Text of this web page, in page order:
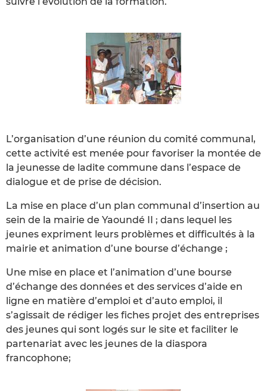
L’organisation d’une réunion du comité communal,
cette activité est menée pour favoriser la montée de
la jeunesse de ladite commune dans l’espace de
dialogue et de prise de décision.
La mise en place d’un plan communal d’insertion au
sein de la mairie de Yaoundé II ; dans lequel les
jeunes expriment leurs problèmes et difficultés à la
mairie et animation d’une bourse d’échange ;
Une mise en place et l’animation d’une bourse
d’échange des données et des services d’aide en
ligne en matière d’emploi et d’auto emploi, il
s’agissait de rédiger les fiches projet des entreprises
des jeunes qui sont logés sur le site et faciliter le
partenariat avec les jeunes de la diaspora
francophone;